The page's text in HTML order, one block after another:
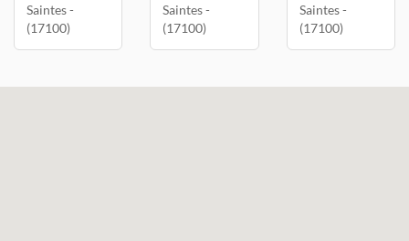
Saintes -
(17100)
Saintes -
(17100)
Saintes -
(17100)